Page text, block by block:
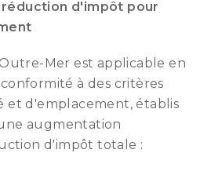
d'impôt pour
Mer est applicable en
à des critères
et d'emplacement, établis
augmentation
d'impôt totale :